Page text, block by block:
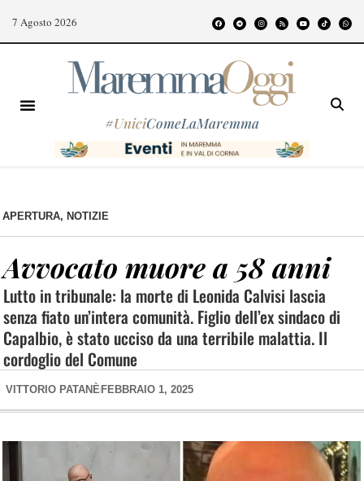
7 Agosto 2026
#UniciComeLaMaremma
APERTURA, NOTIZIE
Avvocato muore a 58 anni
Lutto in tribunale: la morte di Leonida Calvisi lascia
senza fiato un’intera comunità. Figlio dell’ex sindaco di
Capalbio, è stato ucciso da una terribile malattia. Il
cordoglio del Comune
VITTORIO PATANÈ FEBBRAIO 1, 2025